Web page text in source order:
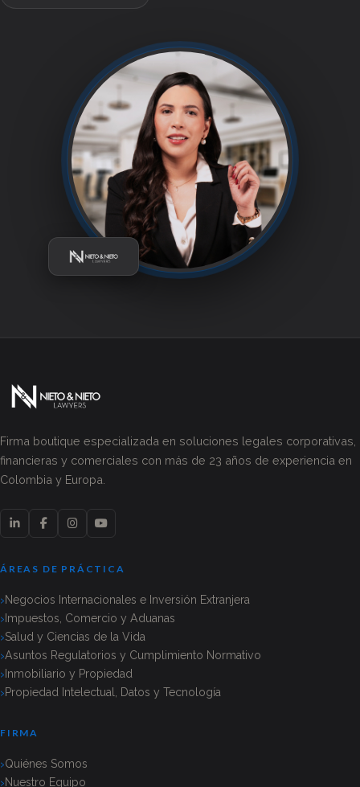
Firma boutique especializada en soluciones legales corporativas,
financieras y comerciales con más de 23 años de experiencia en
Colombia y Europa.
ÁREAS DE PRÁCTICA
Negocios Internacionales e Inversión Extranjera
Impuestos, Comercio y Aduanas
Salud y Ciencias de la Vida
Asuntos Regulatorios y Cumplimiento Normativo
Inmobiliario y Propiedad
Propiedad Intelectual, Datos y Tecnología
FIRMA
Quiénes Somos
Nuestro Equipo